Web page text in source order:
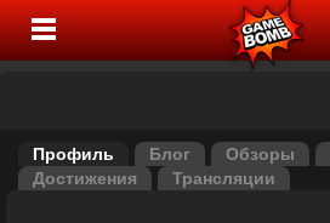
Профиль Блог Обзоры
Достижения
Трансляции